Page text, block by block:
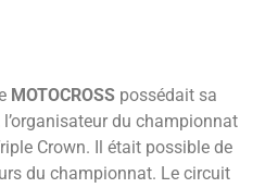
MOTOCROSS possédait sa
du championnat
Crown. Il était possible de
du championnat. Le circuit